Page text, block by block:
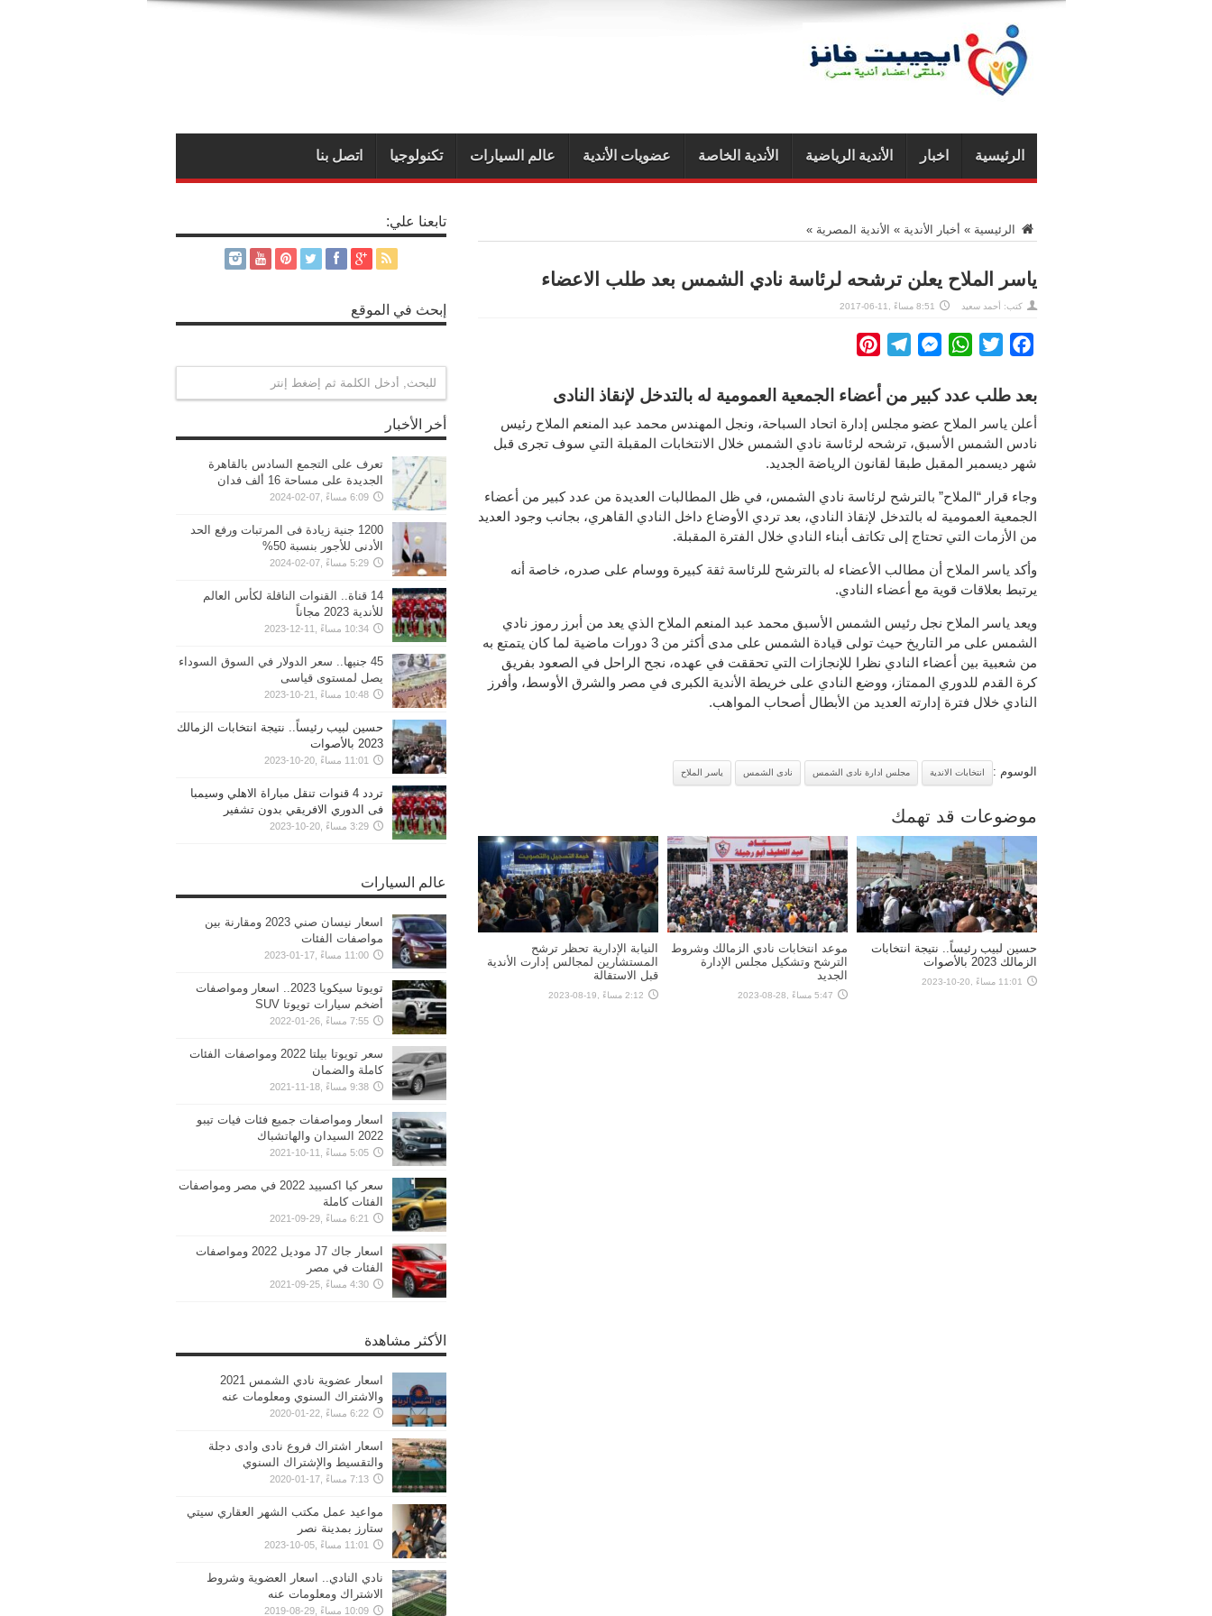
الرئيسية اخبار الأندية الرياضية الأندية الخاصة عضويات الأندية عالم السيارات تكنولوجيا اتصل بنا
الرئيسية » أخبار الأندية » الأندية المصرية »
ياسر الملاح يعلن ترشحه لرئاسة نادي الشمس بعد طلب الاعضاء
كتب: أحمد سعيد 8:51 مساءً ,11-06-2017
Facebook
Twitter
WhatsApp
Messenger
Telegram
بعد طلبعدد كبير من أعضاء الجمعية العمومية له بالتدخل لإنقاذ النادى
أعلن ياسر الملاح عضو مجلس إدارة اتحاد السباحة، ونجل المهندس محمد عبد المنعم الملاح رئيس
نادس الشمس الأسبق، ترشحه لرئاسة نادي الشمس خلال الانتخابات المقبلة التي سوف تجرى قبل
شهر ديسمبر المقبل طبقا لقانون الرياضة الجديد.
وجاء قرار “الملاح” بالترشح لرئاسة نادي الشمس، في ظل المطالبات العديدة من عدد كبير من أعضاء
الجمعية العمومية له بالتدخل لإنقاذ النادي، بعد تردي الأوضاع داخل النادي القاهري، بجانب وجود العديد
من الأزمات التي تحتاج إلى تكاتف أبناء النادي خلال الفترة المقبلة.
وأكد ياسر الملاح أن مطالب الأعضاء له بالترشح للرئاسة ثقة كبيرة ووسام على صدره، خاصة أنه
يرتبط بعلاقات قوية مع أعضاء النادي.
ويعد ياسر الملاح نجل رئيس الشمس الأسبق محمد عبد المنعم الملاح الذي يعد من أبرز رموز نادي
الشمس على مر التاريخ حيث تولى قيادة الشمس على مدى أكثر من 3 دورات ماضية لما كان يتمتع به
من شعبية بين أعضاء النادي نظرا للإنجازات التي تحققت في عهده، نجح الراحل في الصعود بفريق
كرة القدم للدوري الممتاز، ووضع النادي على خريطة الأندية الكبرى في مصر والشرق الأوسط، وأفرز
النادي خلال فترة إدارته العديد من الأبطال أصحاب المواهب.
الوسوم : انتخابات الاندية مجلس ادارة نادى الشمس نادى الشمس ياسر الملاح
موضوعات قد تهمك
حسين لبيب رئيساً.. نتيجة انتخابات
الزمالك 2023 بالأصوات
11:01 مساءً ,20-10-2023
موعد انتخابات نادي الزمالك وشروط
الترشح وتشكيل مجلس الإدارة
الجديد
5:47 مساءً ,28-08-2023
النيابة الإدارية تحظر ترشح
المستشارين لمجالس إدارت الأندية
قبل الاستقالة
2:12 مساءً ,19-08-2023
تابعنا علي:
إبحث في الموقع
أخر الأخبار
تعرف على التجمع السادس بالقاهرة
الجديدة على مساحة 16 ألف فدان
6:09 مساءً ,07-02-2024
1200 جنية زيادة فى المرتبات ورفع الحد
الأدنى للأجور بنسبة 50%
5:29 مساءً ,07-02-2024
14 قناة.. القنوات الناقلة لكأس العالم
للأندية 2023 مجاناً
10:34 مساءً ,11-12-2023
45 جنيها.. سعر الدولار في السوق السوداء
يصل لمستوى قياسى
10:48 مساءً ,21-10-2023
حسين لبيب رئيساً.. نتيجة انتخابات الزمالك
2023 بالأصوات
11:01 مساءً ,20-10-2023
تردد 4 قنوات تنقل مباراة الاهلي وسيمبا
فى الدوري الافريقي بدون تشفير
3:29 مساءً ,20-10-2023
عالم السيارات
اسعار نيسان صني 2023 ومقارنة بين
مواصفات الفئات
11:00 مساءً ,17-01-2023
تويوتا سيكويا 2023.. اسعار ومواصفات
أضخم سيارات تويوتا SUV
7:55 مساءً ,26-01-2022
سعر تويوتا بيلتا 2022 ومواصفات الفئات
كاملة والضمان
9:38 مساءً ,18-11-2021
اسعار ومواصفات جميع فئات فيات تيبو
2022 السيدان والهاتشباك
5:05 مساءً ,11-10-2021
سعر كيا اكسييد 2022 في مصر ومواصفات
الفئات كاملة
6:21 مساءً ,29-09-2021
اسعار جاك J7 موديل 2022 ومواصفات
الفئات في مصر
4:30 مساءً ,25-09-2021
الأكثر مشاهدة
اسعار عضوية نادي الشمس 2021
والاشتراك السنوي ومعلومات عنه
6:22 مساءً ,22-01-2020
اسعار اشتراك فروع نادى وادى دجلة
والتقسيط والإشتراك السنوي
7:13 مساءً ,17-01-2020
مواعيد عمل مكتب الشهر العقاري سيتي
ستارز بمدينة نصر
11:01 مساءً ,05-10-2023
نادي النادي.. اسعار العضوية وشروط
الاشتراك ومعلومات عنه
10:09 مساءً ,29-08-2019